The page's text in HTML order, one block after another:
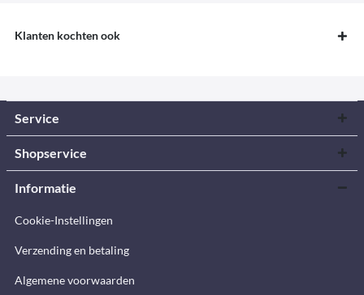
Klanten kochten ook
Service
Shopservice
Informatie
Cookie-Instellingen
Verzending en betaling
Algemene voorwaarden